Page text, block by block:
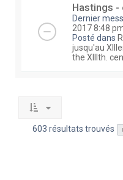
Hastings -
Dernier
2017 8:48
Posté dans
jusqu'au
the XIIIth.
603 résultats trouvés